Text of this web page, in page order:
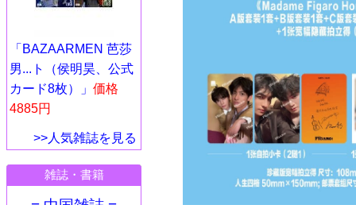
「BAZAARMEN 芭莎
男...ト（侯明昊、公式
カード8枚）」 価格
4885円
>>人気雑誌を見る
雑誌・書籍